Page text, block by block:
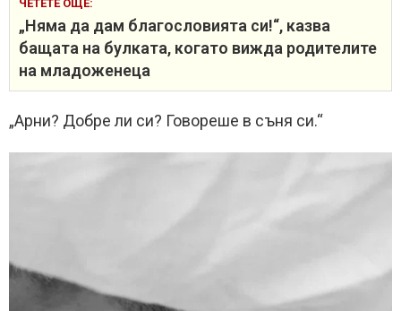
ЧЕТЕТЕ ОЩЕ:
„Няма да дам благословията си!“, казва
бащата на булката, когато вижда родителите
на младоженеца
„Арни? Добре ли си? Говореше в съня си.“